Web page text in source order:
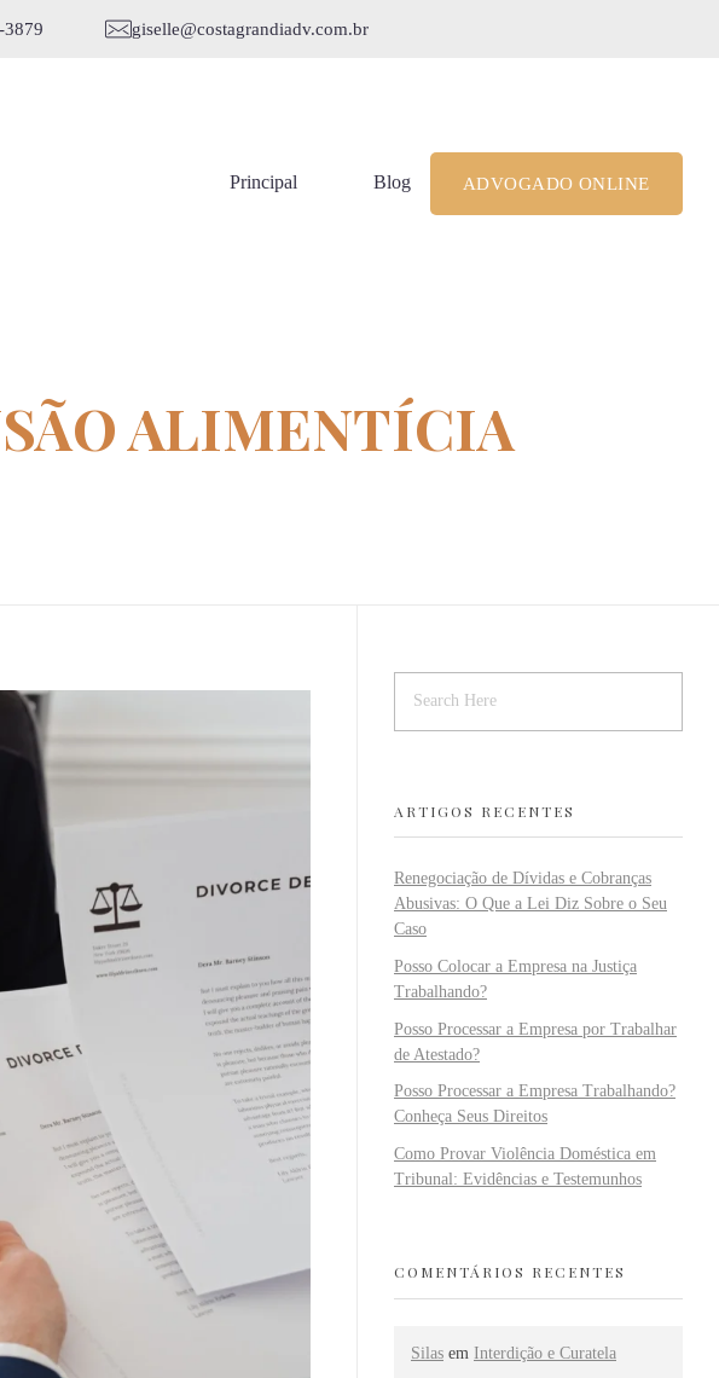
3879 giselle@costagrandiadv.com.br
Principal Blog ADVOGADO ONLINE
ALIMENTÍCIA
ARTIGOS RECENTES
Renegociação de Dívidas e Cobranças
Abusivas: O Que a Lei Diz Sobre o Seu
Caso
Posso Colocar a Empresa na Justiça
Trabalhando?
Posso Processar a Empresa por Trabalhar
de Atestado?
Posso Processar a Empresa Trabalhando?
Conheça Seus Direitos
Como Provar Violência Doméstica em
Tribunal: Evidências e Testemunhos
COMENTÁRIOS RECENTES
Silas em Interdição e Curatela